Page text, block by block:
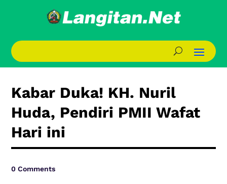
Kabar Duka! KH. Nuril
Huda, Pendiri PMII Wafat
Hari ini
0 Comments